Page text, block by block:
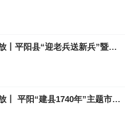
直播回放丨平阳县“迎老兵送新兵”暨全民国防教育主题晚会
直播回放丨 平阳“建县1740年”主题市民文化节开幕式文艺晚会